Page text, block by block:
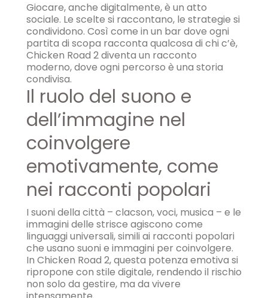
Giocare, anche digitalmente, è un atto
sociale. Le scelte si raccontano, le strategie si
condividono. Così come in un bar dove ogni
partita di scopa racconta qualcosa di chi c’è,
Chicken Road 2 diventa un racconto
moderno, dove ogni percorso è una storia
condivisa.
Il ruolo del suono e
dell’immagine nel
coinvolgere
emotivamente, come
nei racconti popolari
I suoni della città – clacson, voci, musica – e le
immagini delle strisce agiscono come
linguaggi universali, simili ai racconti popolari
che usano suoni e immagini per coinvolgere.
In Chicken Road 2, questa potenza emotiva si
ripropone con stile digitale, rendendo il rischio
non solo da gestire, ma da vivere